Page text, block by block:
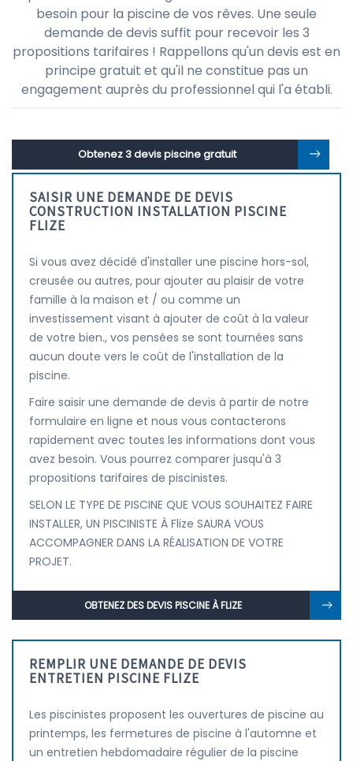
besoin pour la piscine de vos rêves. Une seule
demande de devis suffit pour recevoir les 3
propositions tarifaires ! Rappellons qu'un devis est en
principe gratuit et qu'il ne constitue pas un
engagement auprès du professionnel qui l'a établi.
Obtenez 3 devis piscine gratuit
SAISIR UNE DEMANDE DE DEVIS
CONSTRUCTION INSTALLATION PISCINE
FLIZE
Si vous avez décidé d'installer une piscine hors-sol,
creusée ou autres, pour ajouter au plaisir de votre
famille à la maison et / ou comme un
investissement visant à ajouter de coût à la valeur
de votre bien., vos pensées se sont tournées sans
aucun doute vers le coût de l'installation de la
piscine.
Faire saisir une demande de devis à partir de notre
formulaire en ligne et nous vous contacterons
rapidement avec toutes les informations dont vous
avez besoin. Vous pourrez comparer jusqu'à 3
propositions tarifaires de piscinistes.
SELON LE TYPE DE PISCINE QUE VOUS SOUHAITEZ FAIRE
INSTALLER, UN PISCINISTE À Flize SAURA VOUS
ACCOMPAGNER DANS LA RÉALISATION DE VOTRE
PROJET.
OBTENEZ DES DEVIS PISCINE À FLIZE
REMPLIR UNE DEMANDE DE DEVIS
ENTRETIEN PISCINE FLIZE
Les piscinistes proposent les ouvertures de piscine au
printemps, les fermetures de piscine à l'automne et
un entretien hebdomadaire régulier de la piscine